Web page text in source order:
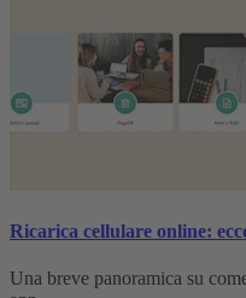
Ricarica cellulare online:
Una breve panoramica su